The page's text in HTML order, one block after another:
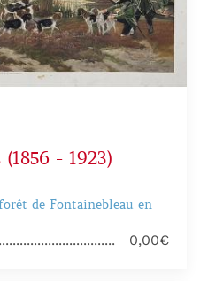
- 1923)
de Fontainebleau en
0,00€